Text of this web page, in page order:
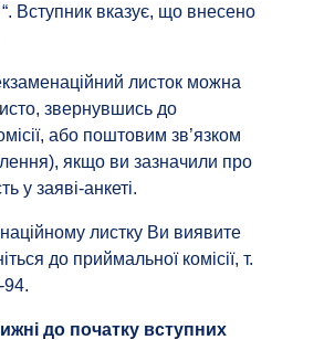
Вступник вказує, що внесено
листок можна
звернувшись до
або поштовим зв’язком
якщо ви зазначили про
у заяві-анкеті.
листку Ви виявите
до приймальної комісії, т.
94.
до початку вступних